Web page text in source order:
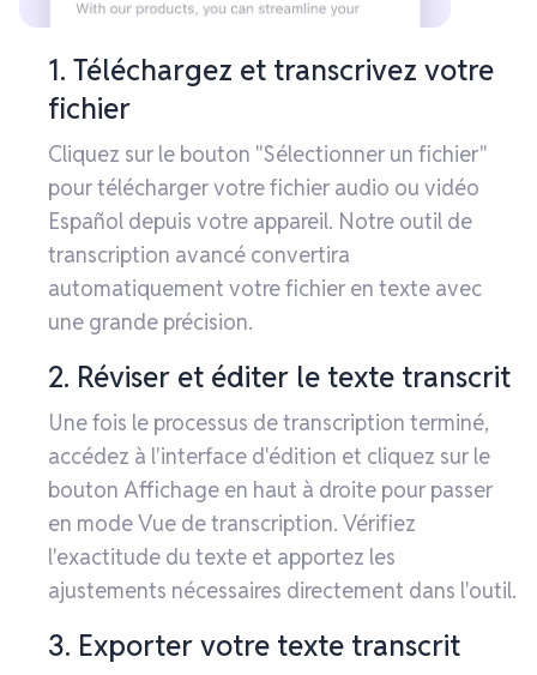
1. Téléchargez et transcrivez votre
fichier
Cliquez sur le bouton "Sélectionner un fichier"
pour télécharger votre fichier audio ou vidéo
Español depuis votre appareil. Notre outil de
transcription avancé convertira
automatiquement votre fichier en texte avec
une grande précision.
2. Réviser et éditer le texte transcrit
Une fois le processus de transcription terminé,
accédez à l'interface d'édition et cliquez sur le
bouton Affichage en haut à droite pour passer
en mode Vue de transcription. Vérifiez
l'exactitude du texte et apportez les
ajustements nécessaires directement dans l'outil.
3. Exporter votre texte transcrit